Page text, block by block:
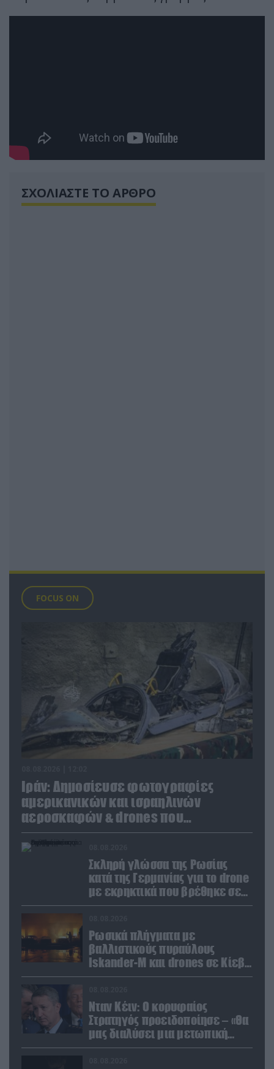
ΣΧΟΛΙΑΣΤΕ ΤΟ ΑΡΘΡΟ
FOCUS ON
Ιράν: Δημοσίευσε φωτογραφίες
αμερικανικών και ισραηλινών
αεροσκαφών & drones που
καταρρίφθηκαν
Σκληρή γλώσσα της Ρωσίας
κατά της Γερμανίας για το drone
με εκρηκτικά που βρέθηκε σε
αεροδρόμιο της Λειψίας
Ρωσικά πλήγματα με
βαλλιστικούς πυραύλους
Iskander-M και drones σε Κίεβο
και Ντνιπροπετρόφσκ: Ισχυρές
Νταν Κέιν: Ο κορυφαίος
Στρατηγός προειδοποίησε – «Θα
μας διαλύσει μια μετωπική
σύγκρουση με το Ιράν» – Τι